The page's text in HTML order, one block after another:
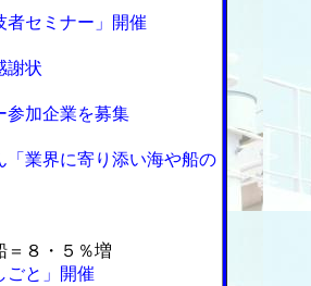
者セミナー」開催
謝状
参加企業を募集
「業界に寄り添い海や船の
８・５％増
ごと」開催